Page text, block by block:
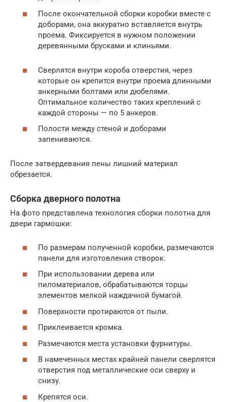
После окончательной сборки коробки вместе с
доборами, она аккуратно вставляется внутрь
проема. Фиксируется в нужном положении
деревянными брусками и клиньями.
Сверлятся внутри короба отверстия, через
которые он крепится внутри проема длинными
анкерными болтами или дюбелями.
Оптимальное количество таких креплений с
каждой стороны — по 5 анкеров.
Полости между стеной и доборами
запениваются.
После затвердевания пены лишний материал
обрезается.
Сборка дверного полотна
На фото представлена технология сборки полотна для
двери гармошки:
По размерам полученной коробки, размечаются
панели для изготовления створок.
При использовании дерева или
пиломатериалов, обрабатываются торцы
элементов мелкой наждачной бумагой.
Поверхности протираются от пыли.
Приклеивается кромка.
Размечаются места установки фурнитуры.
В намеченных местах крайней панели сверлятся
отверстия под металлические оси сверху и
снизу.
Крепятся оси.